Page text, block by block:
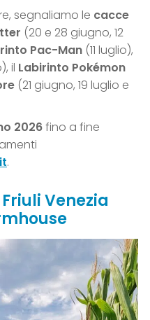
segnaliamo le cacce
(20 e 28 giugno, 12
Pac-Man (11 luglio),
il Labirinto Pokémon
(21 giugno, 19 luglio e
2026fino a fine
.
Venezia